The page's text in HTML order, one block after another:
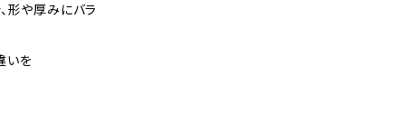
形や厚みにバラ
いを